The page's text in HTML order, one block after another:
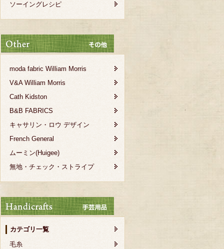
ソーイングレシピ
moda fabric William Morris
V&A William Morris
Cath Kidston
B&B FABRICS
キャサリン・ロウ デザイン
French General
ムーミン(Huigee)
無地・チェック・ストライプ
カテゴリ一覧
毛糸